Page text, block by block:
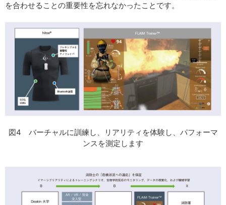
を合わせることの重要性を忘れなかったことです。
図4 バーチャルに訓練し、リアリティを体験し、パフォーマ
ンスを測定します